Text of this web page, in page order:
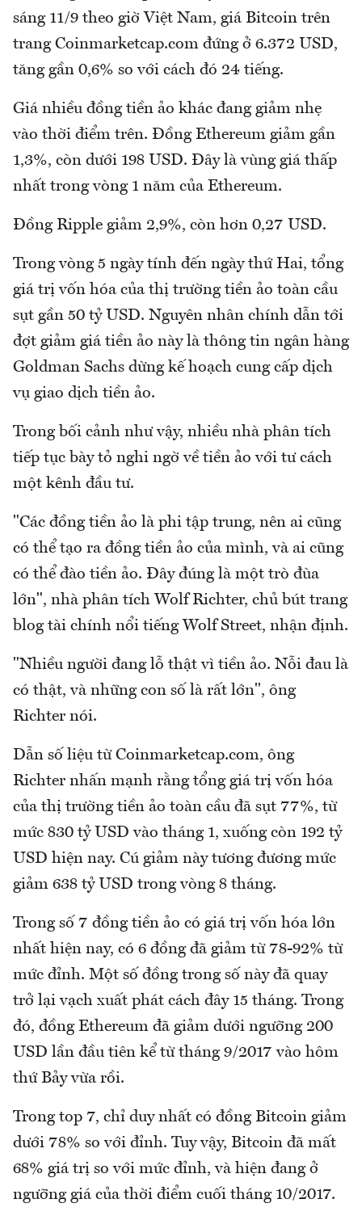
sáng 11/9 theo giờ Việt Nam, giá Bitcoin trên
trang Coinmarketcap.com đứng ở 6.372 USD,
tăng gần 0,6% so với cách đó 24 tiếng.
Giá nhiều đồng tiền ảo khác đang giảm nhẹ
vào thời điểm trên. Đồng Ethereum giảm gần
1,3%, còn dưới 198 USD. Đây là vùng giá thấp
nhất trong vòng 1 năm của Ethereum.
Đồng Ripple giảm 2,9%, còn hơn 0,27 USD.
Trong vòng 5 ngày tính đến ngày thứ Hai, tổng
giá trị vốn hóa của thị trường tiền ảo toàn cầu
sụt gần 50 tỷ USD. Nguyên nhân chính dẫn tới
đợt giảm giá tiền ảo này là thông tin ngân hàng
Goldman Sachs dừng kế hoạch cung cấp dịch
vụ giao dịch tiền ảo.
Trong bối cảnh như vậy, nhiều nhà phân tích
tiếp tục bày tỏ nghi ngờ về tiền ảo với tư cách
một kênh đầu tư.
"Các đồng tiền ảo là phi tập trung, nên ai cũng
có thể tạo ra đồng tiền ảo của mình, và ai cũng
có thể đào tiền ảo. Đây đúng là một trò đùa
lớn", nhà phân tích Wolf Richter, chủ bút trang
blog tài chính nổi tiếng Wolf Street, nhận định.
"Nhiều người đang lỗ thật vì tiền ảo. Nỗi đau là
có thật, và những con số là rất lớn", ông
Richter nói.
Dẫn số liệu từ Coinmarketcap.com, ông
Richter nhấn mạnh rằng tổng giá trị vốn hóa
của thị trường tiền ảo toàn cầu đã sụt 77%, từ
mức 830 tỷ USD vào tháng 1, xuống còn 192 tỷ
USD hiện nay. Cú giảm này tương đương mức
giảm 638 tỷ USD trong vòng 8 tháng.
Trong số 7 đồng tiền ảo có giá trị vốn hóa lớn
nhất hiện nay, có 6 đồng đã giảm từ 78-92% từ
mức đỉnh. Một số đồng trong số này đã quay
trở lại vạch xuất phát cách đây 15 tháng. Trong
đó, đồng Ethereum đã giảm dưới ngưỡng 200
USD lần đầu tiên kể từ tháng 9/2017 vào hôm
thứ Bảy vừa rồi.
Trong top 7, chỉ duy nhất có đồng Bitcoin giảm
dưới 78% so với đỉnh. Tuy vậy, Bitcoin đã mất
68% giá trị so với mức đỉnh, và hiện đang ở
ngưỡng giá của thời điểm cuối tháng 10/2017.